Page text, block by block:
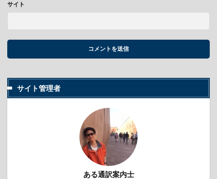
サイト
サイト管理者
ある通訳案内士